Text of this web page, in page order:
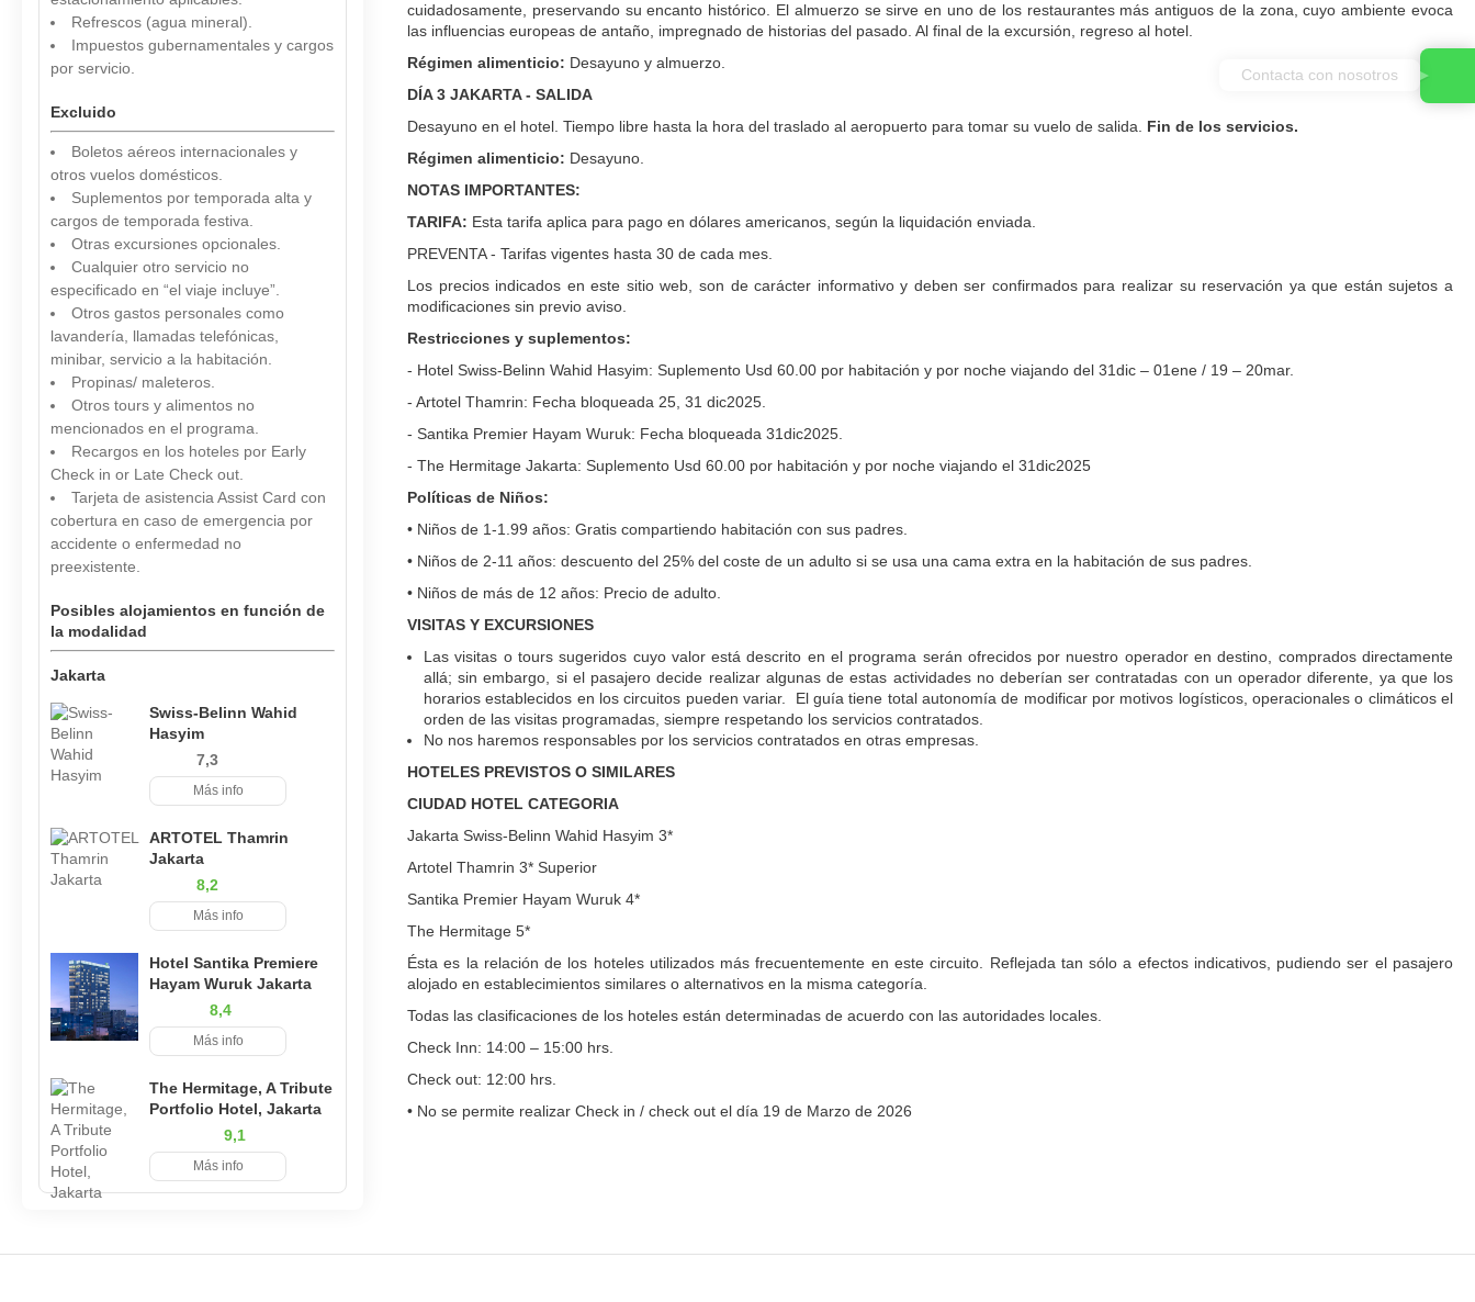
cuidadosamente, preservando su encanto histórico. El almuerzo se sirve en uno de los restaurantes más antiguos de la zona, cuyo ambiente evoca
las influencias europeas de antaño, impregnado de historias del pasado. Al final de la excursión, regreso al hotel.
Régimen alimenticio: Desayuno y almuerzo.
DÍA 3 JAKARTA - SALIDA
Desayuno en el hotel. Tiempo libre hasta la hora del traslado al aeropuerto para tomar su vuelo de salida. Fin de los servicios.
Régimen alimenticio: Desayuno.
NOTAS IMPORTANTES:
TARIFA: Esta tarifa aplica para pago en dólares americanos, según la liquidación enviada.
PREVENTA - Tarifas vigentes hasta 30 de cada mes.
Los precios indicados en este sitio web, son de carácter informativo y deben ser confirmados para realizar su reservación ya que están sujetos a
modificaciones sin previo aviso.
Restricciones y suplementos:
- Hotel Swiss-Belinn Wahid Hasyim: Suplemento Usd 60.00 por habitación y por noche viajando del 31dic – 01ene / 19 – 20mar.
- Artotel Thamrin: Fecha bloqueada 25, 31 dic2025.
- Santika Premier Hayam Wuruk: Fecha bloqueada 31dic2025.
- The Hermitage Jakarta: Suplemento Usd 60.00 por habitación y por noche viajando el 31dic2025
Políticas de Niños:
• Niños de 1-1.99 años: Gratis compartiendo habitación con sus padres.
• Niños de 2-11 años: descuento del 25% del coste de un adulto si se usa una cama extra en la habitación de sus padres.
• Niños de más de 12 años: Precio de adulto.
VISITAS Y EXCURSIONES
Las visitas o tours sugeridos cuyo valor está descrito en el programa serán ofrecidos por nuestro operador en destino, comprados directamente
allá; sin embargo, si el pasajero decide realizar algunas de estas actividades no deberían ser contratadas con un operador diferente, ya que los
horarios establecidos en los circuitos pueden variar. El guía tiene total autonomía de modificar por motivos logísticos, operacionales o climáticos el
orden de las visitas programadas, siempre respetando los servicios contratados.
No nos haremos responsables por los servicios contratados en otras empresas.
HOTELES PREVISTOS O SIMILARES
CIUDAD HOTEL CATEGORIA
Jakarta Swiss-Belinn Wahid Hasyim 3*
Artotel Thamrin 3* Superior
Santika Premier Hayam Wuruk 4*
The Hermitage 5*
Ésta es la relación de los hoteles utilizados más frecuentemente en este circuito. Reflejada tan sólo a efectos indicativos, pudiendo ser el pasajero
alojado en establecimientos similares o alternativos en la misma categoría.
Todas las clasificaciones de los hoteles están determinadas de acuerdo con las autoridades locales.
Check Inn: 14:00 – 15:00 hrs.
Check out: 12:00 hrs.
• No se permite realizar Check in / check out el día 19 de Marzo de 2026
Refrescos (agua mineral).
Impuestos gubernamentales y cargos
por servicio.
Excluido
Boletos aéreos internacionales y
otros vuelos domésticos.
Suplementos por temporada alta y
cargos de temporada festiva.
Otras excursiones opcionales.
Cualquier otro servicio no
especificado en “el viaje incluye”.
Otros gastos personales como
lavandería, llamadas telefónicas,
minibar, servicio a la habitación.
Propinas/ maleteros.
Otros tours y alimentos no
mencionados en el programa.
Recargos en los hoteles por Early
Check in or Late Check out.
Tarjeta de asistencia Assist Card con
cobertura en caso de emergencia por
accidente o enfermedad no
preexistente.
Posibles alojamientos en función de
la modalidad
Jakarta
Swiss-Belinn Wahid
Hasyim
7,3
Más info
ARTOTEL Thamrin
Jakarta
8,2
Más info
Hotel Santika Premiere
Hayam Wuruk Jakarta
8,4
Más info
The Hermitage, A Tribute
Portfolio Hotel, Jakarta
9,1
Más info
Contacta con nosotros